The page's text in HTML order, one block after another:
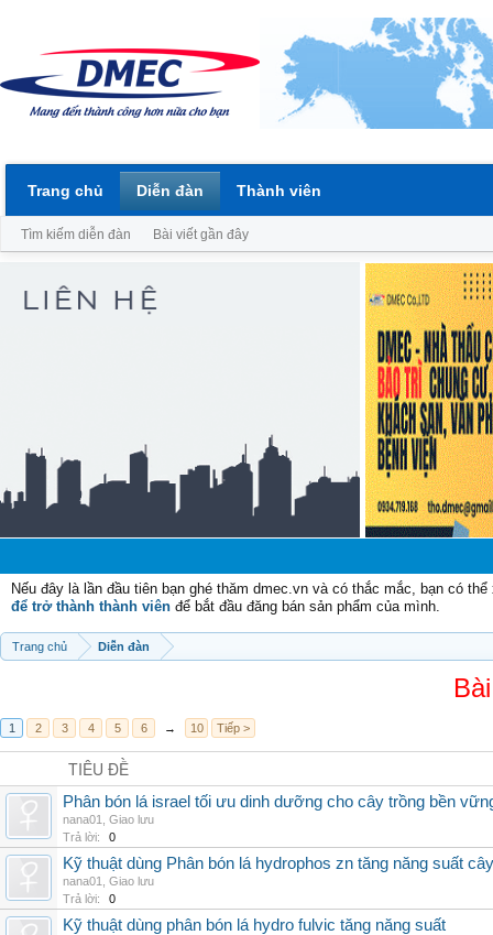
Nếu đây là lần đầu tiên bạn ghé thăm dmec.vn và có thắc mắc, bạn có
để trở thành thành viên để bắt đầu đăng bán sản phẩm của mình.
Trang chủ Diễn đàn
1 2 3 4 5 6 → 10 Tiếp >
TIÊU ĐỀ
Phân bón lá israel tối ưu dinh dưỡng cho cây trồng bền
nana01
Giao lưu
Trả lời:
0
Kỹ thuật dùng Phân bón lá hydrophos zn tăng năng suất cây
nana01
Giao lưu
Trả lời:
0
Kỹ thuật dùng phân bón lá hydro fulvic tăng năng suất
Trang chủ Diễn đàn
Tìm kiếm diễn đàn Bài viết gần đây
Thành viên